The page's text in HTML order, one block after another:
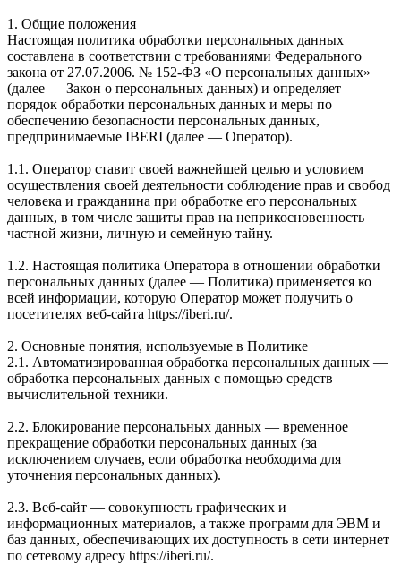
1. Общие положения
Настоящая политика обработки персональных данных
составлена в соответствии с требованиями Федерального
закона от 27.07.2006. № 152-ФЗ «О персональных данных»
(далее — Закон о персональных данных) и определяет
порядок обработки персональных данных и меры по
обеспечению безопасности персональных данных,
предпринимаемые IBERI (далее — Оператор).
1.1. Оператор ставит своей важнейшей целью и условием
осуществления своей деятельности соблюдение прав и свобод
человека и гражданина при обработке его персональных
данных, в том числе защиты прав на неприкосновенность
частной жизни, личную и семейную тайну.
1.2. Настоящая политика Оператора в отношении обработки
персональных данных (далее — Политика) применяется ко
всей информации, которую Оператор может получить о
посетителях веб-сайта https://iberi.ru/.
2. Основные понятия, используемые в Политике
2.1. Автоматизированная обработка персональных данных —
обработка персональных данных с помощью средств
вычислительной техники.
2.2. Блокирование персональных данных — временное
прекращение обработки персональных данных (за
исключением случаев, если обработка необходима для
уточнения персональных данных).
2.3. Веб-сайт — совокупность графических и
информационных материалов, а также программ для ЭВМ и
баз данных, обеспечивающих их доступность в сети интернет
по сетевому адресу https://iberi.ru/.